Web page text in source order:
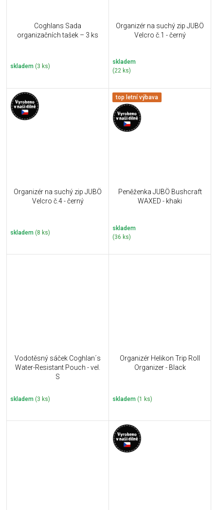
Coghlans Sada
organizačních tašek – 3 ks
skladem (3 ks)
Organizér na suchý zip JUBÖ
Velcro č.1 - černý
skladem
(22 ks)
Organizér na suchý zip JUBÖ
Velcro č.4 - černý
skladem (8 ks)
top letní výbava
Peněženka JUBÖ Bushcraft
WAXED - khaki
skladem
(36 ks)
Vodotěsný sáček Coghlan´s
Water-Resistant Pouch - vel.
S
skladem (3 ks)
Organizér Helikon Trip Roll
Organizer - Black
skladem (1 ks)